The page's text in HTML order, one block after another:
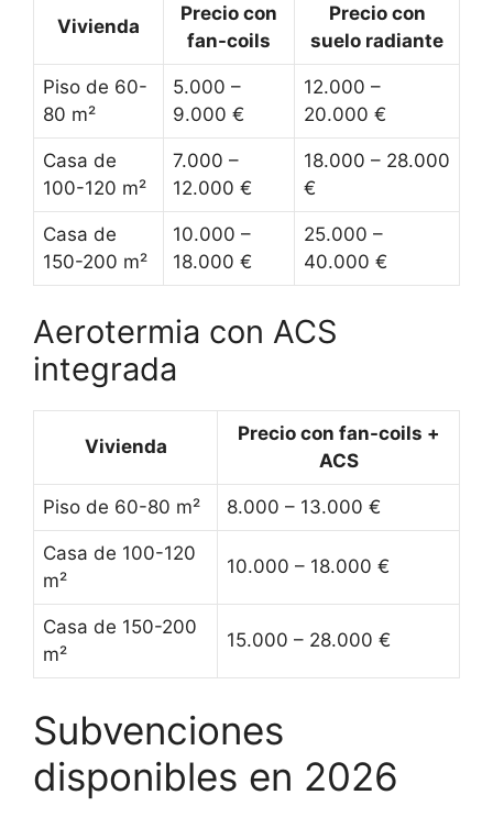
Vivienda
Precio con
fan-coils
Precio con
suelo radiante
Piso de 60-
80 m²
5.000 –
9.000 €
12.000 –
20.000 €
Casa de
100-120 m²
7.000 –
12.000 €
18.000 – 28.000
€
Casa de
150-200 m²
10.000 –
18.000 €
25.000 –
40.000 €
Aerotermia con ACS
integrada
Vivienda
Precio con fan-coils +
ACS
Piso de 60-80 m² 8.000 – 13.000 €
Casa de 100-120
m²
10.000 – 18.000 €
Casa de 150-200
m²
15.000 – 28.000 €
Subvenciones
disponibles en 2026